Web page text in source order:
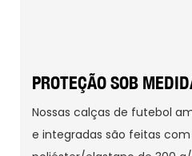
PROTEÇÃO SOB
Nossas calças de futebol
e integradas são feitas